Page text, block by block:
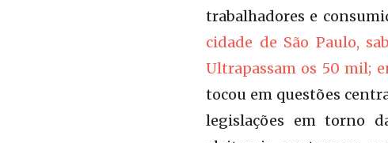
trabalhadores e
cidade de São Paulo,
Ultrapassam os 50 mil;
tocou em questões
legislações em torno